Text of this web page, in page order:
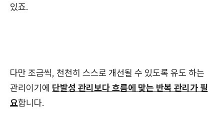
있죠.
다만 조금씩, 천천히 스스로 개선될 수 있도록 유도 하는
관리이기에 단발성 관리보다 흐름에 맞는 반복 관리가 필
요합니다.